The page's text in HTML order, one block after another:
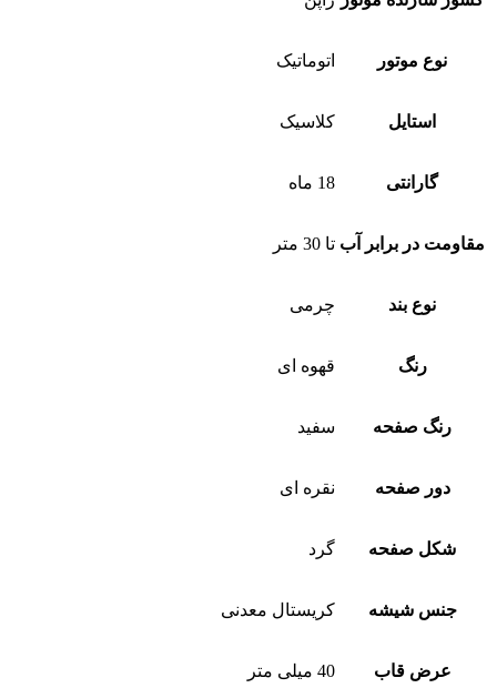
نوع موتور اتوماتیک
استایل کلاسیک
گارانتی 18 ماه
مقاومت در برابر آب تا 30 متر
نوع بند چرمی
رنگ قهوه ای
رنگ صفحه سفید
دور صفحه نقره ای
شکل صفحه گرد
جنس شیشه کریستال معدنی
عرض قاب 40 میلی متر